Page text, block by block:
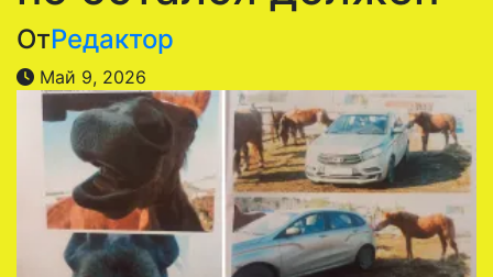
ОтРедактор
Май 9, 2026